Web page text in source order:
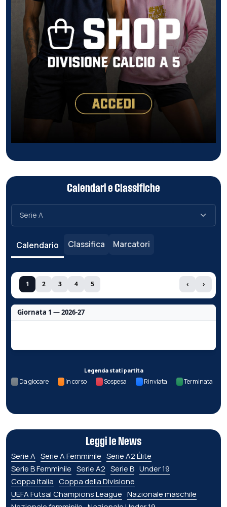
Calendari e Classifiche
Calendario Classifica Marcatori
1 2 3 4 5 ‹ ›
Giornata 1 — 2026-27
Legenda stati partita
Da giocare In corso Sospesa Rinviata Terminata
Leggi le News
Serie A Serie A Femminile Serie A2 Élite
Serie B Femminile Serie A2 Serie B Under 19
Coppa Italia Coppa della Divisione
UEFA Futsal Champions League Nazionale maschile